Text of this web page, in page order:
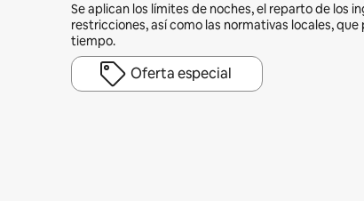
Se aplican los límites de noches, el reparto de los
restricciones, así como las normativas locales,
tiempo.
Oferta especial